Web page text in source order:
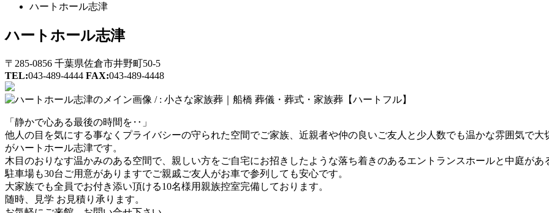
ハートホール志津
ハートホール志津
〒285-0856 千葉県佐倉市井野町50-5
TEL:043-489-4444 FAX:043-489-4448
「静かで心ある最後の時間を‥」
他人の目を気にする事なくプライバシーの守られた空間でご家族、近親者や仲の良いご友人と少人数でも温かな雰囲気で
がハートホール志津です。
木目のおりなす温かみのある空間で、親しい方をご自宅にお招きしたような落ち着きのあるエントランスホールと中庭が
駐車場も30台ご用意がありますでご親戚ご友人がお車で参列しても安心です。
大家族でも全員でお付き添い頂ける10名様用親族控室完備しております。
随時、見学 お見積り承ります。